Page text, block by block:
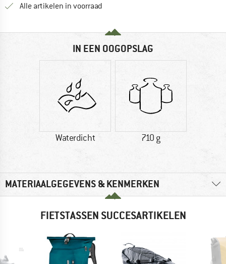
Alle artikelen in voorraad
IN EEN OOGOPSLAG
Waterdicht 710 g
MATERIAALGEGEVENS & KENMERKEN
FIETSTASSEN SUCCESARTIKELEN